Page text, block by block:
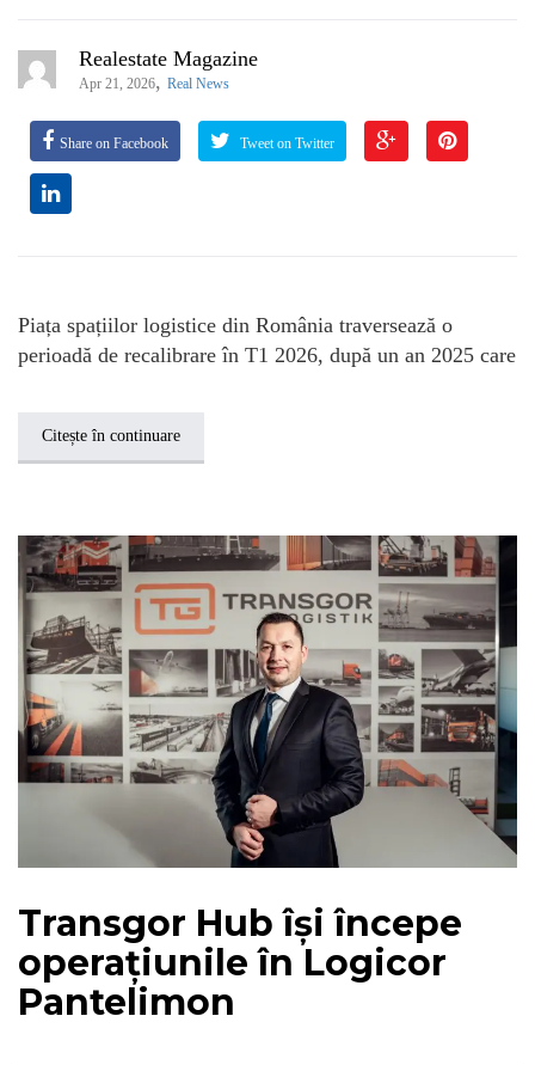
Realestate Magazine
Apr 21, 2026, Real News
Share on Facebook Tweet on Twitter
Piața spațiilor logistice din România traversează o
perioadă de recalibrare în T1 2026, după un an 2025 care
Citește în continuare
Transgor Hub își începe
operațiunile în Logicor
Pantelimon